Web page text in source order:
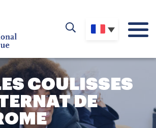
COULISSES
DE